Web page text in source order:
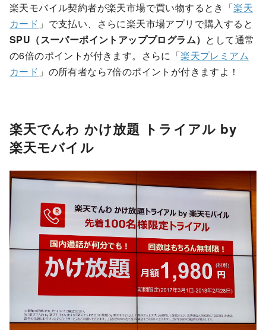
楽天モバイル契約者が楽天市場で買い物するとき「楽天
カード 」で支払い、さらに楽天市場アプリで購入すると
SPU（スーパーポイントアッププログラム） として通常
の6倍のポイントが付きます。さらに「楽天プレミアム
カード 」の所有者なら7倍のポイントが付きますよ！
楽天でんわ かけ放題 トライアル by
楽天モバイル